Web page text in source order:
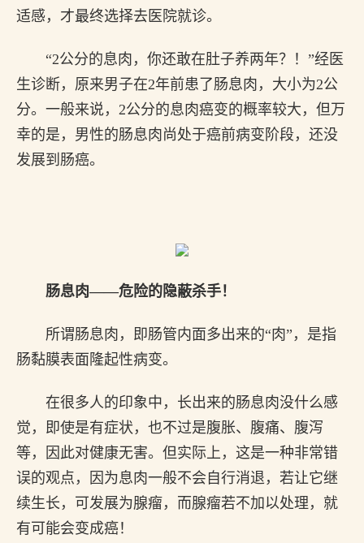
适感，才最终选择去医院就诊。
“2公分的息肉，你还敢在肚子养两年？！”经医
生诊断，原来男子在2年前患了肠息肉，大小为2公
分。一般来说，2公分的息肉癌变的概率较大，但万
幸的是，男性的肠息肉尚处于癌前病变阶段，还没
发展到肠癌。
肠息肉——危险的隐蔽杀手！
所谓肠息肉，即肠管内面多出来的“肉”，是指
肠黏膜表面隆起性病变。
在很多人的印象中，长出来的肠息肉没什么感
觉，即使是有症状，也不过是腹胀、腹痛、腹泻
等，因此对健康无害。但实际上，这是一种非常错
误的观点，因为息肉一般不会自行消退，若让它继
续生长，可发展为腺瘤，而腺瘤若不加以处理，就
有可能会变成癌！